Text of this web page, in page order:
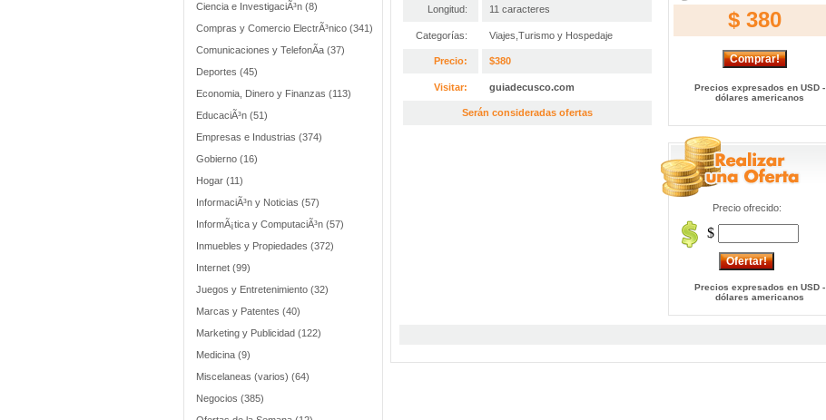
Ciencia e InvestigaciÃ³n (8)
Compras y Comercio ElectrÃ³nico (341)
Comunicaciones y TelefonÃ­a (37)
Deportes (45)
Economia, Dinero y Finanzas (113)
EducaciÃ³n (51)
Empresas e Industrias (374)
Gobierno (16)
Hogar (11)
InformaciÃ³n y Noticias (57)
InformÃ¡tica y ComputaciÃ³n (57)
Inmuebles y Propiedades (372)
Internet (99)
Juegos y Entretenimiento (32)
Marcas y Patentes (40)
Marketing y Publicidad (122)
Medicina (9)
Miscelaneas (varios) (64)
Negocios (385)
Longitud: 11 caracteres
Categorías: Viajes,Turismo y Hospedaje
Precio: $380
Visitar: guiadecusco.com
Serán consideradas ofertas
$ 380
Precios expresados en USD -
dólares americanos
Precio ofrecido:
$
Precios expresados en USD -
dólares americanos